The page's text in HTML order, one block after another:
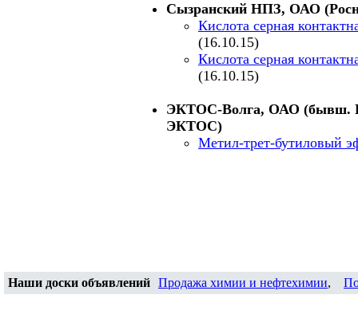
Сызранский НПЗ, ОАО
Кислота серная
(16.10.15)
Кислота серная
(16.10.15)
ЭКТОС-Волга, ОАО (бывш.
ЭКТОС)
Метил-трет-бутиловый
Наши доски объявлений Продажа химии и нефтехимии,